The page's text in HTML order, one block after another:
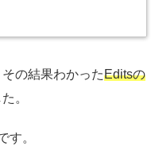
の結果わかったEditsの
。
す。